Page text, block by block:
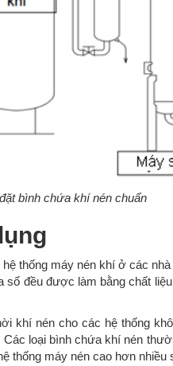
bình chứa khí nén chuẩn
thống máy nén khí ở các
số đều được làm bằng chất
khí nén cho các hệ thống
loại bình chứa khí nén
thống máy nén cao hơn nhiều